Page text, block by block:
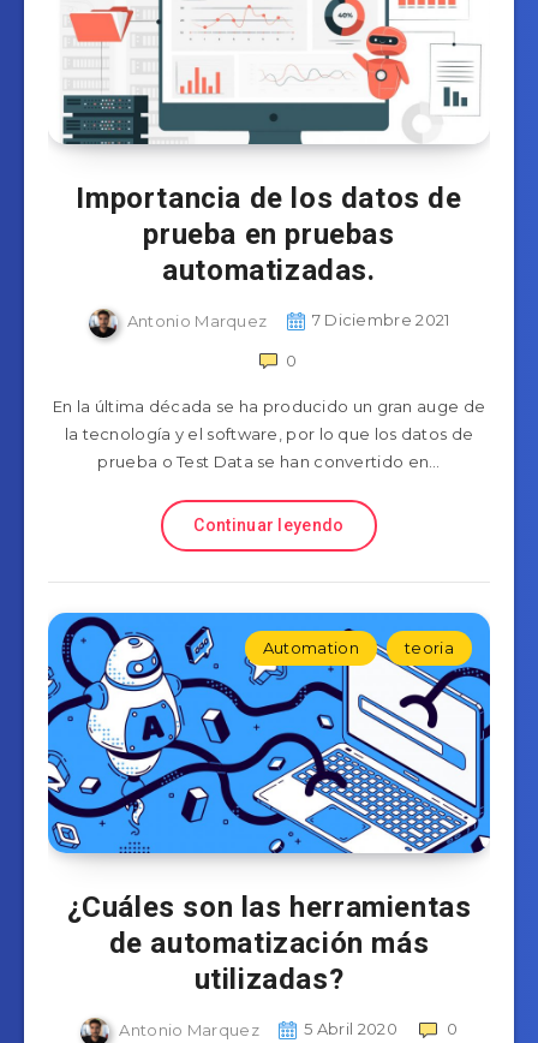
Importancia de los datos de
prueba en pruebas
automatizadas.
Antonio Marquez 7 Diciembre 2021
0
En la última década se ha producido un gran auge de
la tecnología y el software, por lo que los datos de
prueba o Test Data se han convertido en…
Continuar leyendo
Automation teoria
¿Cuáles son las herramientas
de automatización más
utilizadas?
Antonio Marquez 5 Abril 2020 0